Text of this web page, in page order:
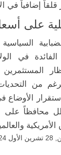
قلقاً إضافياً في
على
السياسية
في
من
الأوضاع
محافظاً على